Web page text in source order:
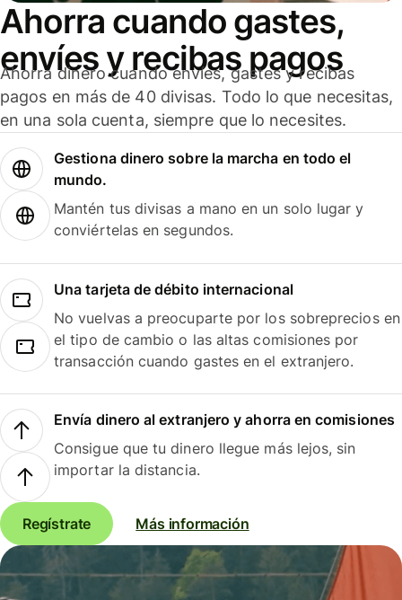
Ahorra cuando gastes,
envíes y recibas pagos
Ahorra dinero cuando envíes, gastes y recibas
pagos en más de 40 divisas. Todo lo que necesitas,
en una sola cuenta, siempre que lo necesites.
Gestiona dinero sobre la marcha en todo el
mundo.
Mantén tus divisas a mano en un solo lugar y
conviértelas en segundos.
Una tarjeta de débito internacional
No vuelvas a preocuparte por los sobreprecios en
el tipo de cambio o las altas comisiones por
transacción cuando gastes en el extranjero.
Envía dinero al extranjero y ahorra en comisiones
Consigue que tu dinero llegue más lejos, sin
importar la distancia.
Regístrate Más información